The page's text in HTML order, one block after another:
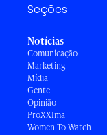
Seções
Notícias
Comunicação
Marketing
Mídia
Gente
Opinião
ProXXIma
Women To Watch